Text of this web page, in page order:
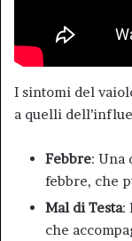
I sintomi del
a quelli
Febbre: Una
febbre, che
Mal di Testa:
che